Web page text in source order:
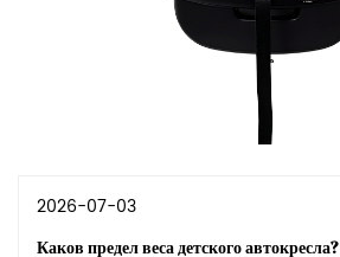
2026-07-03
Каков предел веса детского автокресла?